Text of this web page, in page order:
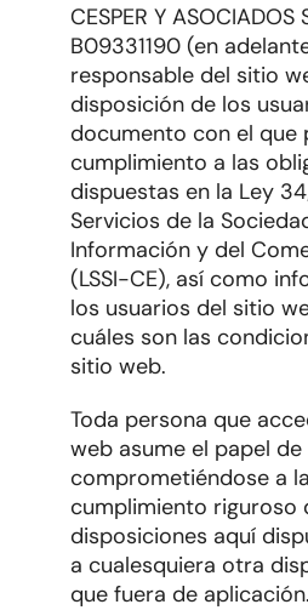
CESPER Y ASOCIADOS
B09331190 (en
responsable del sitio
disposición de los
documento con el que
cumplimiento a las
dispuestas en la Ley
Servicios de la
Información y del
(LSSI-CE), así como
los usuarios del sitio
cuáles son las
sitio web.
Toda persona que
web asume el papel de
comprometiéndose a
cumplimiento riguroso
disposiciones aquí
a cualesquiera otra
que fuera de aplicación.